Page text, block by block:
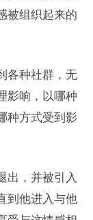
被组织起来的
各种社群，无
影响，以哪种
种方式受到影
出，并被引入
到他进入与他